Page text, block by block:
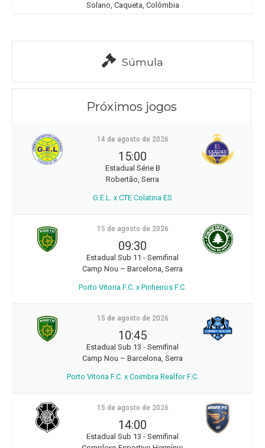
Solano, Caqueta, Colômbia
Súmula
Próximos jogos
14 de agosto de 2026
15:00
Estadual Série B
Robertão, Serra
G.E.L. x CTE Colatina ES
15 de agosto de 2026
09:30
Estadual Sub 11 - Semifinal
Camp Nou – Barcelona, Serra
Porto Vitoria F.C. x Pinheiros F.C.
15 de agosto de 2026
10:45
Estadual Sub 13 - Semifinal
Camp Nou – Barcelona, Serra
Porto Vitoria F.C. x Coimbra Realfor F.C.
15 de agosto de 2026
14:00
Estadual Sub 13 - Semifinal